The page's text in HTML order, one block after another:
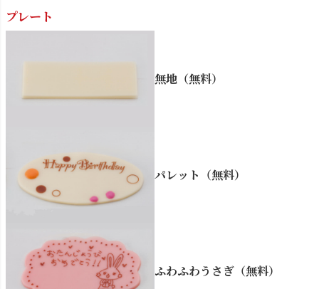
プレート
無地（無料）
パレット（無料）
ふわふわうさぎ（無料）